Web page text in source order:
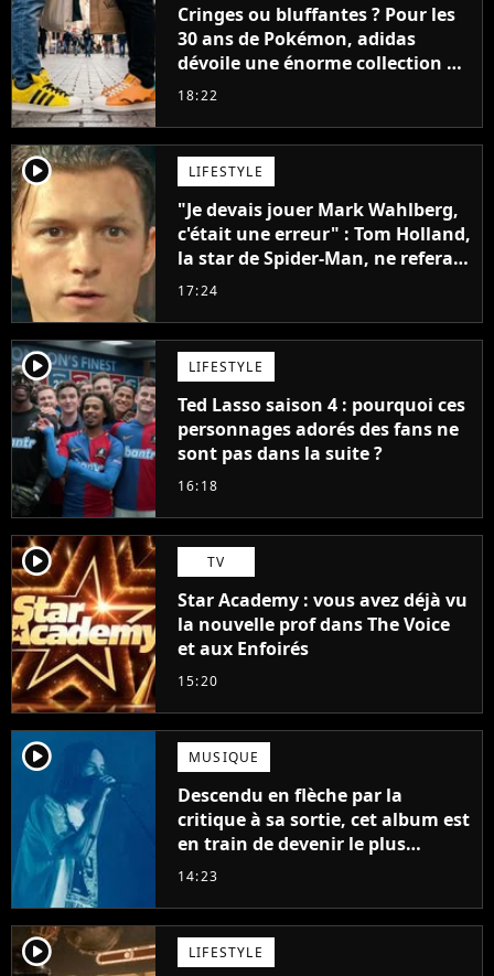
Cringes ou bluffantes ? Pour les
30 ans de Pokémon, adidas
dévoile une énorme collection de
sneakers et je ne sais pas quoi en
18:22
player2 LIFESTYLE
"Je devais jouer Mark Wahlberg,
c'était une erreur" : Tom Holland,
la star de Spider-Man, ne referait
pas ce blockbuster
17:24
player2 LIFESTYLE
Ted Lasso saison 4 : pourquoi ces
personnages adorés des fans ne
sont pas dans la suite ?
16:18
player2 TV
Star Academy : vous avez déjà vu
la nouvelle prof dans The Voice
et aux Enfoirés
15:20
player2 MUSIQUE
Descendu en flèche par la
critique à sa sortie, cet album est
en train de devenir le plus
populaire de son auteur
14:23
player2 LIFESTYLE